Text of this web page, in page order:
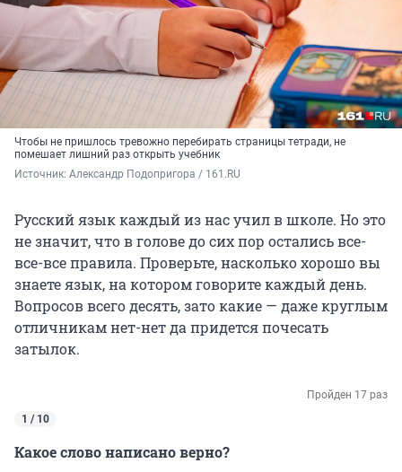
Чтобы не пришлось тревожно перебирать страницы тетради, не
помешает лишний раз открыть учебник
Источник: Александр Подопригора / 161.RU
Русский язык каждый из нас учил в школе. Но это
не значит, что в голове до сих пор остались все-
все-все правила. Проверьте, насколько хорошо вы
знаете язык, на котором говорите каждый день.
Вопросов всего десять, зато какие — даже круглым
отличникам нет-нет да придется почесать
затылок.
Пройден 17 раз
1 / 10
Какое слово написано верно?